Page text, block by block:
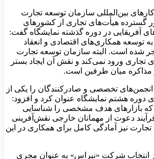
بین‌المللی سازمان توسعه تجارت
گسترده هیأت‌های تجاری از کشورهای
آفریقایی در دوره گذشته نمایشگاه گفت:
به توسعه همکاری‌های اقتصادی و انعقاد
شده است. البته سازمان توسعه تجارت
تجاری ورود نمی‌کند و نقش آن ایجاد بستر
مذاکره میان طرفین است.
تخصصی و صادرکنندگان را یکی از
دوره هشتم نمایشگاه عنوان کرد و افزود:
که بازارهای هدف مشخصی را شناسایی
فرآیند دعوت از مهمانان خارجی نقش‌آفرینی
نیز آمادگی کامل برای همکاری در این
شرکت «نبراس» به عنوان مجری